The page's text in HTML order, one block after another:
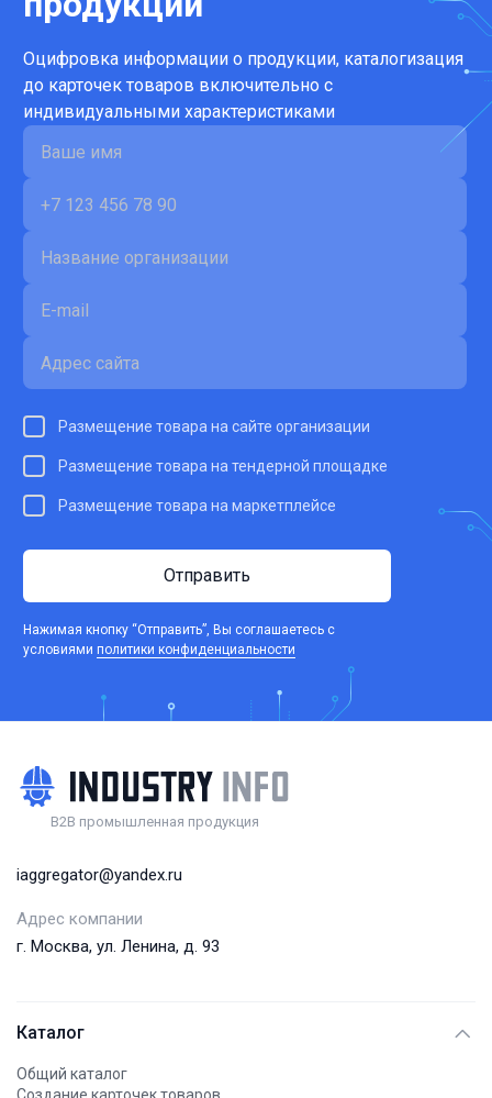
Оцифровка информации о продукции, каталогизация
до карточек товаров включительно с
индивидуальными характеристиками
Размещение товара на сайте организации
Размещение товара на тендерной площадке
Размещение товара на маркетплейсе
Отправить
Нажимая кнопку “Отправить”, Вы соглашаетесь c
условиями политики конфиденциальности
B2B промышленная продукция
iaggregator@yandex.ru
Адрес компании
г. Москва, ул. Ленина, д. 93
Каталог
Общий каталог